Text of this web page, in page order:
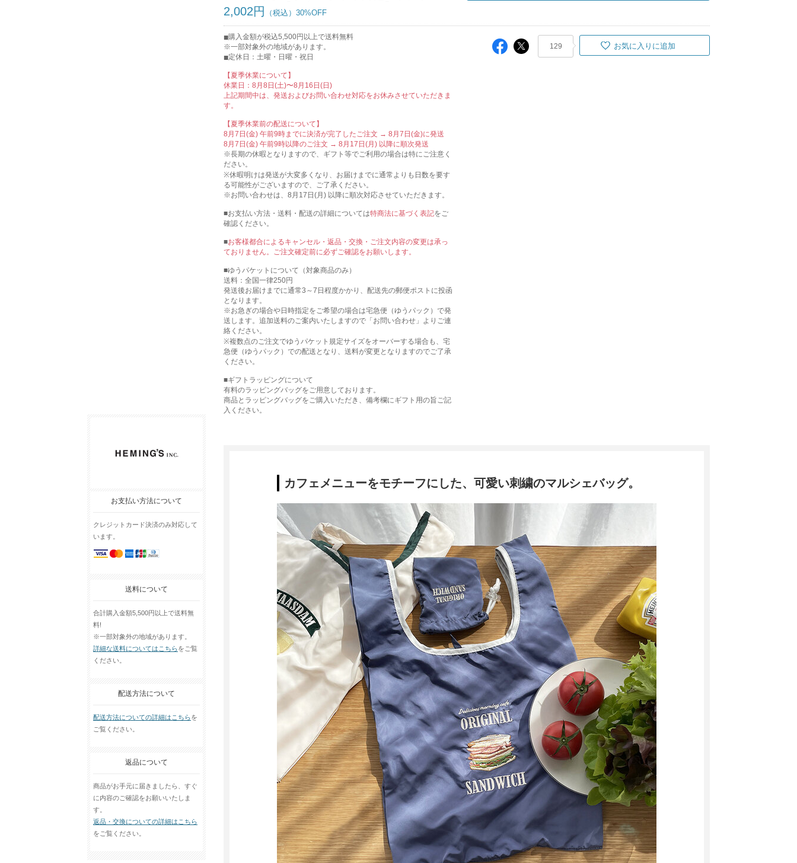
お支払い方法について
クレジットカード決済のみ対応して
います。
送料について
合計購入金額5,500円以上で送料無
料!
※一部対象外の地域があります。
詳細な送料についてはこちらをご覧
ください。
配送方法について
配送方法についての詳細はこちらを
ご覧ください。
返品について
商品がお手元に届きましたら、すぐ
に内容のご確認をお願いいたしま
す。
返品・交換についての詳細はこちら
をご覧ください。
2,002円
30%OFF
購入金額が税込5,500円以上で送料無料
※一部対象外の地域があります。
定休日：土曜・日曜・祝日
【夏季休業について】
休業日：8月8日(土)〜8月16日(日)
上記期間中は、発送およびお問い合わせ対応をお休みさせていただきま
す。
【夏季休業前の配送について】
8月7日(金) 午前9時までに決済が完了したご注文 → 8月7日(金)に発送
8月7日(金) 午前9時以降のご注文 → 8月17日(月) 以降に順次発送
※長期の休暇となりますので、ギフト等でご利用の場合は特にご注意く
ださい。
※休暇明けは発送が大変多くなり、お届けまでに通常よりも日数を要す
る可能性がございますので、ご了承ください。
※お問い合わせは、8月17日(月) 以降に順次対応させていただきます。
■お支払い方法・送料・配送の詳細については特商法に基づく表記をご
確認ください。
■お客様都合によるキャンセル・返品・交換・ご注文内容の変更は承っ
ておりません。ご注文確定前に必ずご確認をお願いします。
■ゆうパケットについて（対象商品のみ）
送料：全国一律250円
発送後お届けまでに通常3～7日程度かかり、配送先の郵便ポストに投函
となります。
※お急ぎの場合や日時指定をご希望の場合は宅急便（ゆうパック）で発
送します。追加送料のご案内いたしますので「お問い合わせ」よりご連
絡ください。
※複数点のご注文でゆうパケット規定サイズをオーバーする場合も、宅
急便（ゆうパック）での配送となり、送料が変更となりますのでご了承
ください。
■ギフトラッピングについて
有料のラッピングバッグをご用意しております。
商品とラッピングバッグをご購入いただき、備考欄にギフト用の旨ご記
入ください。
129 お気に入りに追加
カフェメニューをモチーフにした、可愛い刺繍のマルシェバッグ。